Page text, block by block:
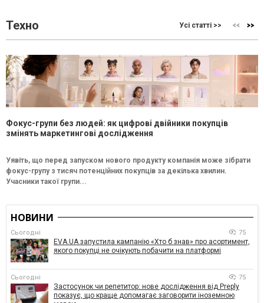
Техно Усі статті >>
Фокус-групи без людей: як цифрові двійники покупців
змінять маркетингові дослідження
Уявіть, що перед запуском нового продукту компанія може зібрати
фокус-групу з тисяч потенційних покупців за декілька хвилин.
Учасники такої групи...
НОВИНИ
Сьогодні 75
EVA.UA запустила кампанію «Хто б знав» про асортимент,
якого покупці не очікують побачити на платформі
Сьогодні 75
Застосунок чи репетитор: нове дослідження від Preply
показує, що краще допомагає заговорити іноземною